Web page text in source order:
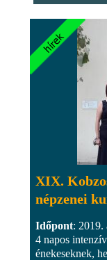
XIX.
népzenei
Időpont: 2019.
4 napos
énekeseknek,